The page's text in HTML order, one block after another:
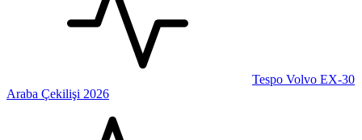
Tespo Volvo EX-30
Araba Çekilişi 2026